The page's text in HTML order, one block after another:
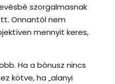
szorgalmasnak
Onnantól nem
mennyit keres,
Ha a bónusz nincs
kötve, ha „alanyi